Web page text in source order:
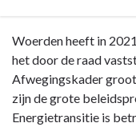
Terug
naar
navigatie
Opgave:
Woerden heeft in
het door de raad
Afwegingskader
zijn de grote
Energietransitie is